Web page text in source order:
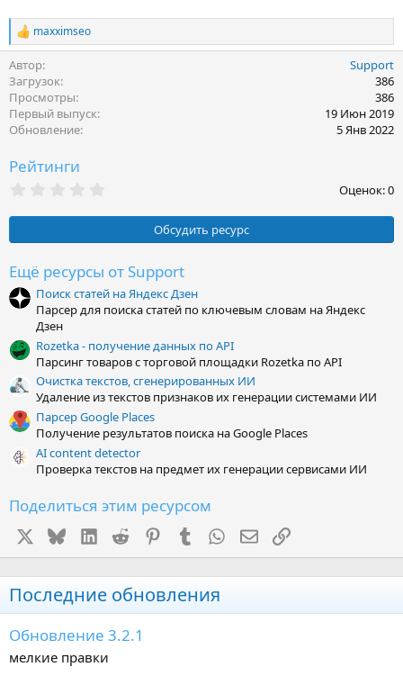
Р
е
а
к
ц
и
и
:
maxximseo
Автор
Support
Загрузок
386
Просмотры
386
Первый выпуск
19 Июн 2019
Обновление
5 Янв 2022
Рейтинги
0
з
ё
з
д
Оценок: 0
Обсудить ресурс
Ещё ресурсы от Support
Поиск статей на Яндекс Дзен
Парсер для поиска статей по ключевым словам на Яндекс
Дзен
Rozetka - получение данных по API
Парсинг товаров с торговой площадки Rozetka по API
Очистка текстов, сгенерированных ИИ
Удаление из текстов признаков их генерации системами ИИ
Парсер Google Places
Получение результатов поиска на Google Places
AI content detector
Проверка текстов на предмет их генерации сервисами ИИ
Поделиться этим ресурсом
BlueskyLinkedIn
Reddit PinterestTumblr WhatsApp
Электронная почта
Ссылка
Последние обновления
Обновление 3.2.1
мелкие правки